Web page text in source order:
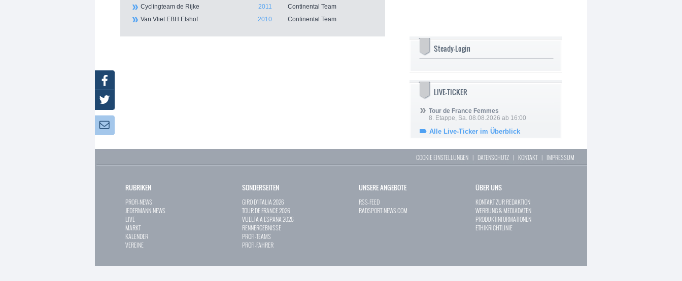
Cyclingteam de Rijke 2011
Continental Team
Van Vliet EBH Elshof
2010 Continental Team
Steady-Login
LIVE-TICKER
Tour de France Femmes
8. Etappe, Sa. 08.08.2026 ab 16:00
Alle Live-Ticker im Überblick
COOKIE EINSTELLUNGEN | DATENSCHUTZ | KONTAKT| IMPRESSUM
RUBRIKEN
PROFI-NEWS
JEDERMANN-NEWS
LIVE
MARKT
KALENDER
VEREINE
SONDERSEITEN
GIRO D`ITALIA 2026
TOUR DE FRANCE 2026
VUELTA A ESPAÑA 2026
RENNERGEBNISSE
PROFI-TEAMS
PROFI-FAHRER
UNSERE ANGEBOTE
RSS-FEED
RADSPORT-NEWS.COM
ÜBER UNS
KONTAKT ZUR REDAKTION
WERBUNG & MEDIADATEN
PRODUKTINFORMATIONEN
ETHIKRICHTLINIE